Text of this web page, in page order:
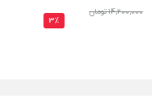
14,200,000 تومان
3%